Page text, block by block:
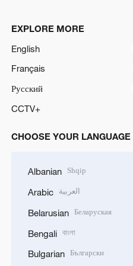
EXPLORE MORE
English
Français
Русский
CCTV+
CHOOSE YOUR LANGUAGE
Albanian Shqip
Arabic العربية
Belarusian Беларуская
Bengali বাংলা
Bulgarian Български